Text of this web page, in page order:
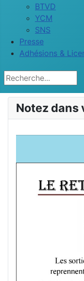
BTVD
YCM
SNS
Presse
Adhésions &
Rechercher
Notez dans